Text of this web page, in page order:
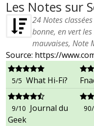
Les Notes sur
24Notes
bonne, en vert
mauvaises, Note
Source: https://
5/5 What Hi-Fi?
9/10 Journal du
Geek